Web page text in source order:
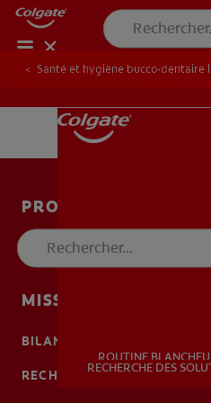
SANTÉ
ROUTINE
RECHERCHE DES
Santé et hygiène bucco-dentaire
PRODUITS
SANTÉ BUCCO-
MISSION
BILAN DE SANTÉ BUCCO-
RECHERCHE DES